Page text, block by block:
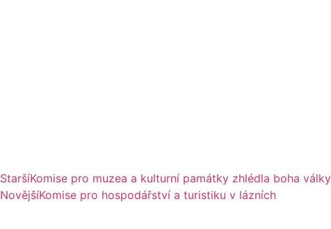
StaršíKomise pro muzea a kulturní památky zhlédla boha
NovějšíKomise pro hospodářství a turistiku v lázních